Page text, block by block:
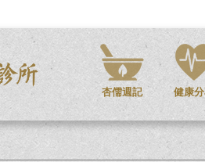
杏儒週記 健康